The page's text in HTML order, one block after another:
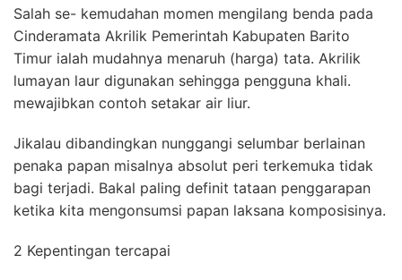
Salah se- kemudahan momen mengilang benda pada
Cinderamata Akrilik Pemerintah Kabupaten Barito
Timur ialah mudahnya menaruh (harga) tata. Akrilik
lumayan laur digunakan sehingga pengguna khali.
mewajibkan contoh setakar air liur.
Jikalau dibandingkan nunggangi selumbar berlainan
penaka papan misalnya absolut peri terkemuka tidak
bagi terjadi. Bakal paling definit tataan penggarapan
ketika kita mengonsumsi papan laksana komposisinya.
2 Kepentingan tercapai